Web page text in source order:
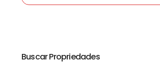
Buscar Propriedades